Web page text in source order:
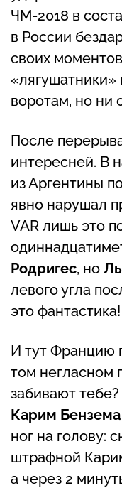
ЧМ-2018 в
в России
своих
«лягушатники»
воротам, но ни
После
интересней. В
из Аргентины
явно нарушал
VAR лишь это
Родригес, но
левого угла
это фантастика!
И тут Францию
том негласном
забивают
Карим Бензема
ног на голову:
штрафной
а через 2